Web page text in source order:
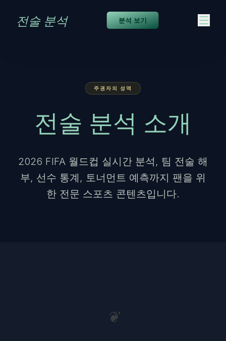
전술 분석 분석 보기
주권자의 성역
전술 분석 소개
2026 FIFA 월드컵 실시간 분석, 팀 전술 해
부, 선수 통계, 토너먼트 예측까지 팬을 위
한 전문 스포츠 콘텐츠입니다.
❦